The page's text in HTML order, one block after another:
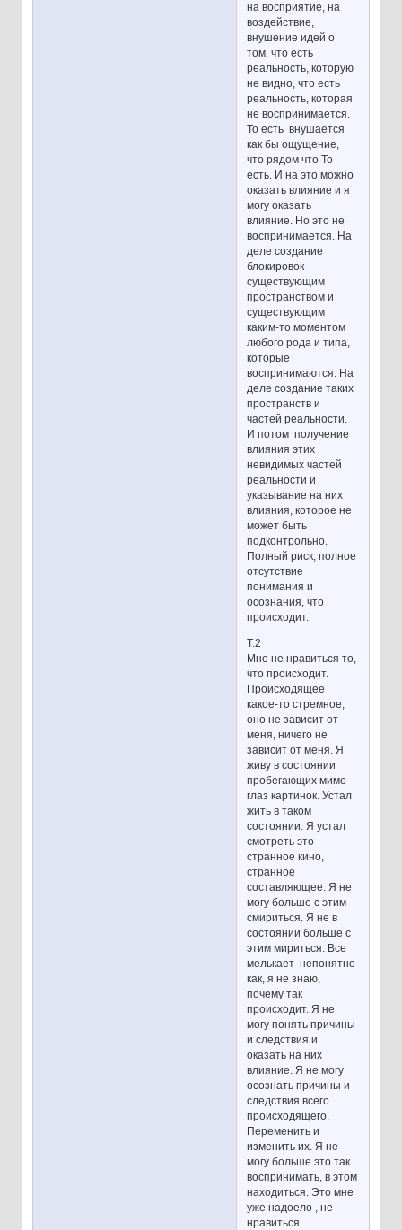
на восприятие, на
воздействие,
внушение идей о
том, что есть
реальность, которую
не видно, что есть
реальность, которая
не воспринимается.
То есть внушается
как бы ощущение,
что рядом что То
есть. И на это можно
оказать влияние и я
могу оказать
влияние. Но это не
воспринимается. На
деле создание
блокировок
существующим
пространством и
существующим
каким-то моментом
любого рода и типа,
которые
воспринимаются. На
деле создание таких
пространств и
частей реальности.
И потом получение
влияния этих
невидимых частей
реальности и
указывание на них
влияния, которое не
может быть
подконтрольно.
Полный риск, полное
отсутствие
понимания и
осознания, что
происходит.
Т.2
Мне не нравиться то,
что происходит.
Происходящее
какое-то стремное,
оно не зависит от
меня, ничего не
зависит от меня. Я
живу в состоянии
пробегающих мимо
глаз картинок. Устал
жить в таком
состоянии. Я устал
смотреть это
странное кино,
странное
составляющее. Я не
могу больше с этим
смириться. Я не в
состоянии больше с
этим мириться. Все
мелькает непонятно
как, я не знаю,
почему так
происходит. Я не
могу понять причины
и следствия и
оказать на них
влияние. Я не могу
осознать причины и
следствия всего
происходящего.
Переменить и
изменить их. Я не
могу больше это так
воспринимать, в этом
находиться. Это мне
уже надоело , не
нравиться.